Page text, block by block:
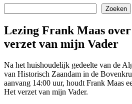
Zoeken
Lezing Frank Maas
verzet van mijn Vader
Na het huishoudelijk gedeelte van de
van Historisch Zaandam in de
aanvang 14:00 uur, houdt Frank Maas
Het verzet van mijn Vader.